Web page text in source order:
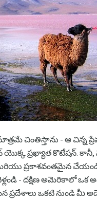
చింతిస్తాను - ఆ చిన్న
కొటేషన్. కానీ,
ప్రకాశవంతమైన
- దక్షిణ అమెరికాలో ఒక
ఒకటి నుండి మీ